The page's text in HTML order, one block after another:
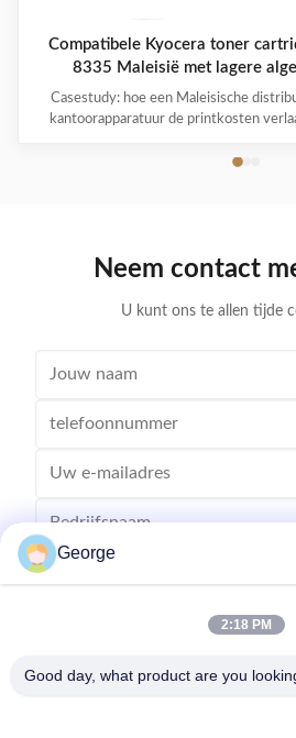
Compatibele Kyocera toner
8335 Maleisië met lagere
drukkosten
Casestudy: hoe een Maleisische
kantoorapparatuur de printkosten
Projectoverzicht Land van
Neem contact
U kunt ons te allen tijde
George
2:18 PM
Good day, what product are you